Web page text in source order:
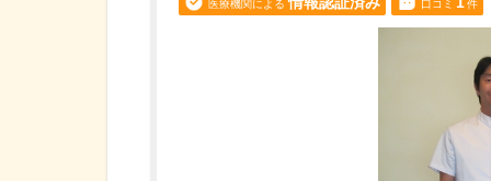
医療機関による 口コミ 件